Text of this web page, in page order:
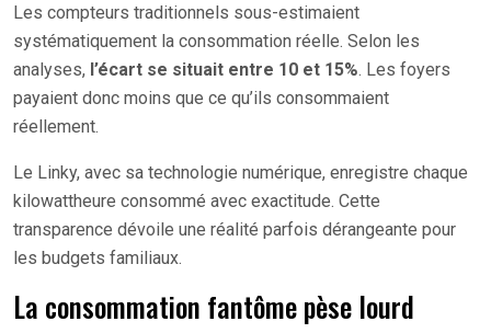
Les compteurs traditionnels sous-estimaient
systématiquement la consommation réelle. Selon les
analyses, l’écart se situait entre 10 et 15%. Les foyers
payaient donc moins que ce qu’ils consommaient
réellement.
Le Linky, avec sa technologie numérique, enregistre chaque
kilowattheure consommé avec exactitude. Cette
transparence dévoile une réalité parfois dérangeante pour
les budgets familiaux.
La consommation fantôme pèse lourd